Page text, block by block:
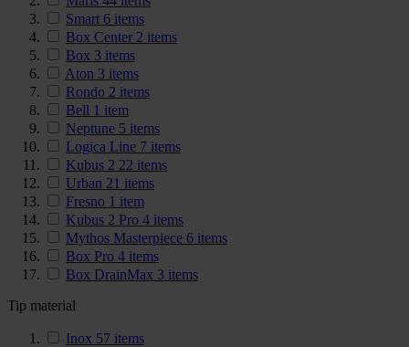
Smart 6 items
Box Center 2 items
Box 3 items
Aton 3 items
Rondo 2 items
Bell 1 item
Neptune 5 items
Logica Line 7 items
Kubus 2 22 items
Urban 21 items
Fresno 1 item
Kubus 2 Pro 4 items
Mythos Masterpiece 6 items
Box Pro 4 items
Box DrainMax 3 items
Tip material
Inox 57 items